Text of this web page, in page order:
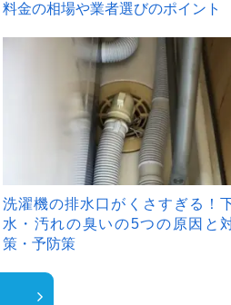
料金の相場や業者選びのポイント
洗濯機の排水口がくさすぎる！
水・汚れの臭いの5つの原因と
策・予防策